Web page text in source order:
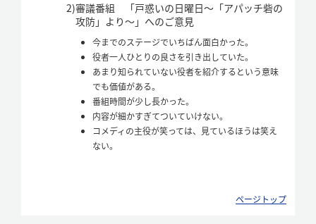
2)審議番組 「戸惑いの日曜日～「アパッチ砦の
攻防」より～」へのご意見
今までのステージでいちばん面白かった。
役者一人ひとりの良さを引き出していた。
あまり知られていない役者を紹介するという意味
でも価値がある。
番組時間が少し長かった。
内容が細かすぎてついていけない。
コメディの主役が笑っては、見ているほうは笑え
ない。
ページトップ